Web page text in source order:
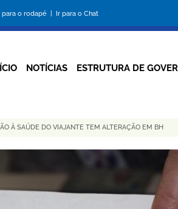
para o rodapé | Ir para o Chat
da
NOTÍCIAS ESTRUTURA DE
À SAÚDE DO VIAJANTE TEM ALTERAÇÃO EM BH